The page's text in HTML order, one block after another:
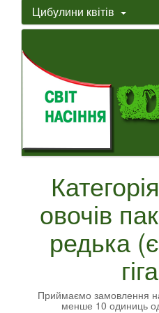
Цибулини квітів
овочів
редька
Приймаємо замовлення
менше 10 одиниць